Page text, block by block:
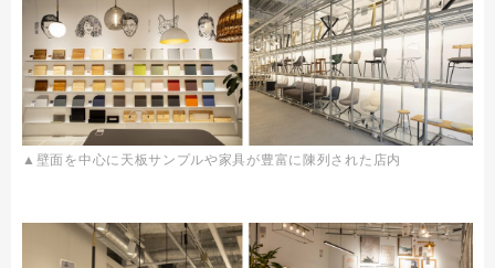
▲壁面を中心に天板サンプルや家具が豊富に陳列された店内